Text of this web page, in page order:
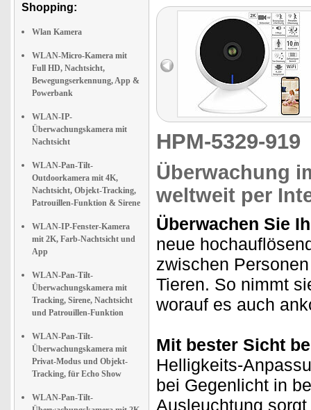
Shopping:
Wlan Kamera
WLAN-Micro-Kamera mit
Full HD, Nachtsicht,
Bewegungserkennung, App &
Powerbank
WLAN-IP-
Überwachungskamera mit
Nachtsicht
WLAN-Pan-Tilt-
Outdoorkamera mit 4K,
Nachtsicht, Objekt-Tracking,
Patrouillen-Funktion & Sirene
WLAN-IP-Fenster-Kamera
mit 2K, Farb-Nachtsicht und
App
WLAN-Pan-Tilt-
Überwachungskamera mit
Tracking, Sirene, Nachtsicht
und Patrouillen-Funktion
WLAN-Pan-Tilt-
Überwachungskamera mit
Privat-Modus und Objekt-
Tracking, für Echo Show
WLAN-Pan-Tilt-
Plattform. Damit lässt sie
sich mit anderen Smart-
Home-Komponenten für
Automatisierungen nutzen.
Positiv ist auch, dass sie
sich dank Onvif-Support mit
Dritthersteller-Lösungen
wie Synology Surveillance
Station nutzen lässt."
HPM-5329-
Überwachung
weltweit per
Überwachen Sie
neue
zwischen
Tieren. So nimmt
worauf es auch
Mit bester Sicht
Helligkeits-
bei Gegenlicht in
Ausleuchtung